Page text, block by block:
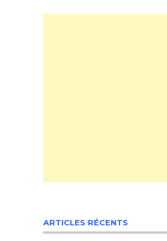
ARTICLES RÉCENTS